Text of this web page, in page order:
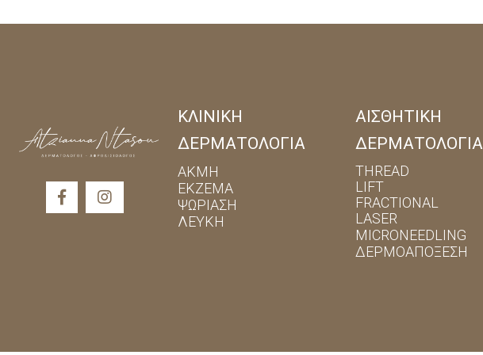
ΚΛΙΝΙΚΗ
ΔΕΡΜΑΤΟΛΟΓΙΑ
ΑΚΜΗ
ΕΚΖΕΜΑ
ΨΩΡΙΑΣΗ
ΛΕΥΚΗ
ΑΙΣΘΗΤΙΚΗ
ΔΕΡΜΑΤΟΛΟΓΙΑ
THREAD
LIFT
FRACTIONAL
LASER
MICRONEEDLING
ΔΕΡΜΟΑΠΟΞΕΣΗ